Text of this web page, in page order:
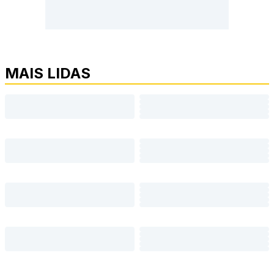
MAIS LIDAS